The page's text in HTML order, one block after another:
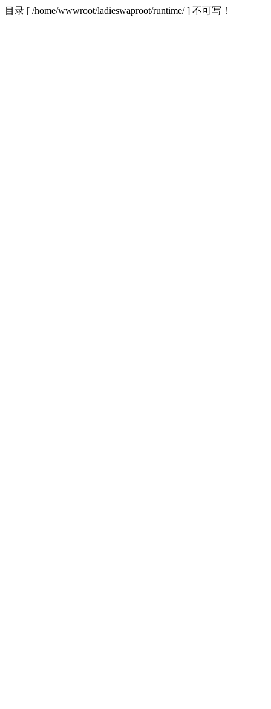
目录 [ /home/wwwroot/ladieswaproot/runtime/ ] 不可写！